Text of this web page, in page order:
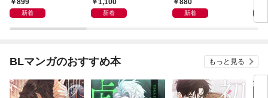
新着
Ｉの使い方
新着 新着
BLマンガのおすすめ本 もっと見る